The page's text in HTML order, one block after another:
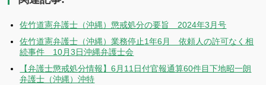
佐竹道憲弁護士（沖縄）懲戒処分の要旨 2024年3月号
佐竹道憲弁護士（沖縄）業務停止1年6月 依頼人の許可なく相
続事件 10月3日沖縄弁護士会
【弁護士懲戒処分情報】6月11日付官報通算60件目下地昭一朗
弁護士（沖縄）沖特